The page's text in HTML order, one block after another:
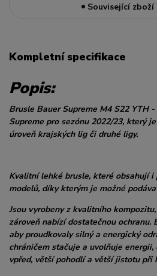
Související zboží
Kompletní specifikace
Popis:
Brusle Bauer Supreme M4 S22 YTH
Supreme pro sezónu 2022/23, který
úroveň krajských lig či druhé ligy.
Kvalitní lehké brusle, které obsahují
modelů, díky kterým je možné
Jsou vyrobeny z kvalitního
zároveň nabízí dostatečnou ochranu.
aby proudkovaly silný a energický
chráničem stačuje a uvolňuje energii,
vpřed, větší pohodlí a větší jistotu při